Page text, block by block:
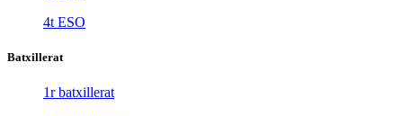
4t ESO
Batxillerat
1r batxillerat